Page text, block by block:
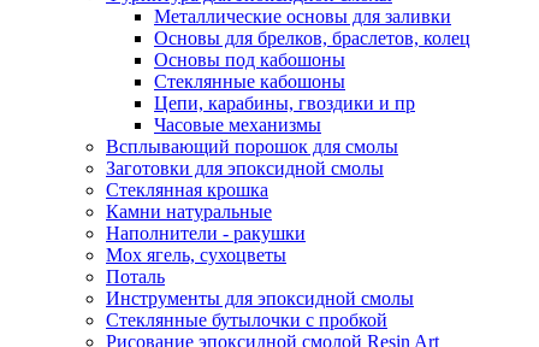
Металлические основы для заливки
Основы для брелков, браслетов, колец
Основы под кабошоны
Стеклянные кабошоны
Цепи, карабины, гвоздики и пр
Часовые механизмы
Всплывающий порошок для смолы
Заготовки для эпоксидной смолы
Стеклянная крошка
Камни натуральные
Наполнители - ракушки
Мох ягель, сухоцветы
Поталь
Инструменты для эпоксидной смолы
Стеклянные бутылочки с пробкой
Рисование эпоксидной смолой Resin Art